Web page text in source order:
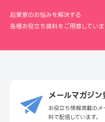
起業家のお悩みを解決する
各種お役立ち資料をご用意していま
メールマガジ
お役立ち情報満載の
料で配信しています。